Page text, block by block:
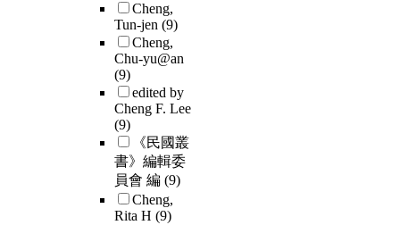
Cheng,
Tun-jen (9)
Cheng,
Chu-yu@an
(9)
edited by
Cheng F. Lee
(9)
《民國叢
書》編輯委
員會 編 (9)
Cheng,
Rita H (9)